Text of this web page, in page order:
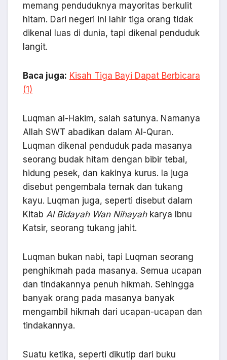
memang penduduknya mayoritas berkulit
hitam. Dari negeri ini lahir tiga orang tidak
dikenal luas di dunia, tapi dikenal penduduk
langit.
Baca juga: Kisah Tiga Bayi Dapat Berbicara
(1)
Luqman al-Hakim, salah satunya. Namanya
Allah SWT abadikan dalam Al-Quran.
Luqman dikenal penduduk pada masanya
seorang budak hitam dengan bibir tebal,
hidung pesek, dan kakinya kurus. Ia juga
disebut pengembala ternak dan tukang
kayu. Luqman juga, seperti disebut dalam
Kitab Al Bidayah Wan Nihayahkarya Ibnu
Katsir, seorang tukang jahit.
Luqman bukan nabi, tapi Luqman seorang
penghikmah pada masanya. Semua ucapan
dan tindakannya penuh hikmah. Sehingga
banyak orang pada masanya banyak
mengambil hikmah dari ucapan-ucapan dan
tindakannya.
Suatu ketika, seperti dikutip dari buku